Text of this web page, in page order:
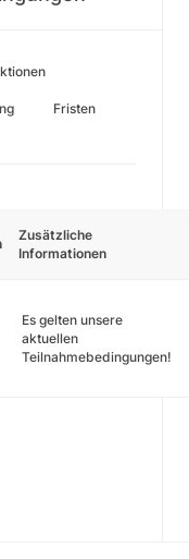
Fristen
Zusätzliche
Informationen
Es gelten unsere
aktuellen
Teilnahmebedingungen!